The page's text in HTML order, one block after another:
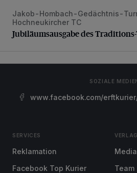
Jubiläumsausgabe des
Jakob-Hombach-Gedächtnis-
Hochneukircher TC
Jubiläumsausgabe des
SOZIALE
www.facebook.com/
SERVICES
Reklamation
Facebook Top Kurier
VERLAG
Team